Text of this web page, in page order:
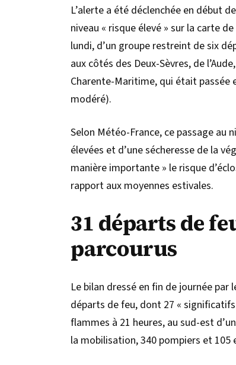
L’alerte a été déclenchée en début
niveau « risque élevé » sur la carte
lundi, d’un groupe restreint de six
aux côtés des Deux-Sèvres, de
Charente-Maritime, qui était passée
modéré).
Selon Météo-France, ce passage
élevées et d’une sécheresse de la
manière importante » le risque
rapport aux moyennes estivales.
31 départs de
parcourus
Le bilan dressé en fin de journée
départs de feu, dont 27 «
flammes à 21 heures, au sud-est
la mobilisation, 340 pompiers et